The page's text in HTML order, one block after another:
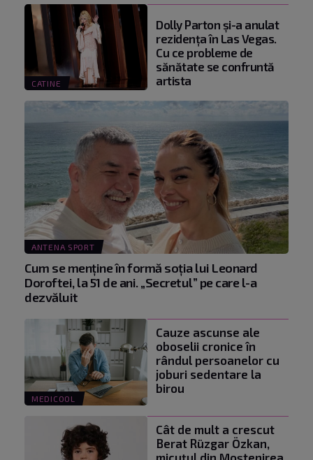
CATINE
Dolly Parton și-a anulat
rezidența în Las Vegas.
Cu ce probleme de
sănătate se confruntă
artista
ANTENA SPORT
Cum se menţine în formă soţia lui Leonard
Doroftei, la 51 de ani. „Secretul” pe care l-a
dezvăluit
MEDICOOL
Cauze ascunse ale
oboselii cronice în
rândul persoanelor cu
joburi sedentare la
birou
Cât de mult a crescut
Berat Rüzgar Özkan,
micuțul din Moștenirea.